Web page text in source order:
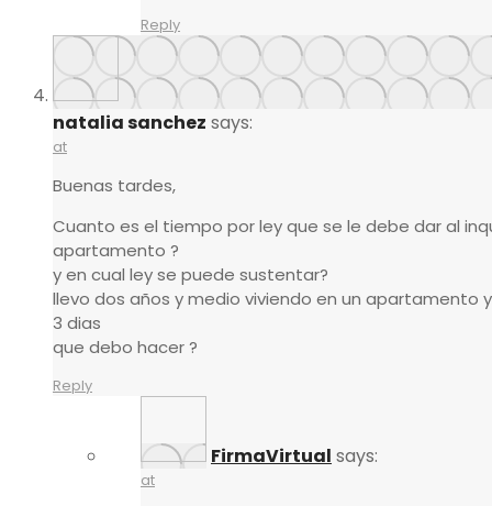
Reply
natalia sanchez says:
at
Buenas tardes,
Cuanto es el tiempo por ley que se le debe dar al
apartamento ?
y en cual ley se puede sustentar?
llevo dos años y medio viviendo en un apartamento
3 dias
que debo hacer ?
Reply
FirmaVirtual says:
at